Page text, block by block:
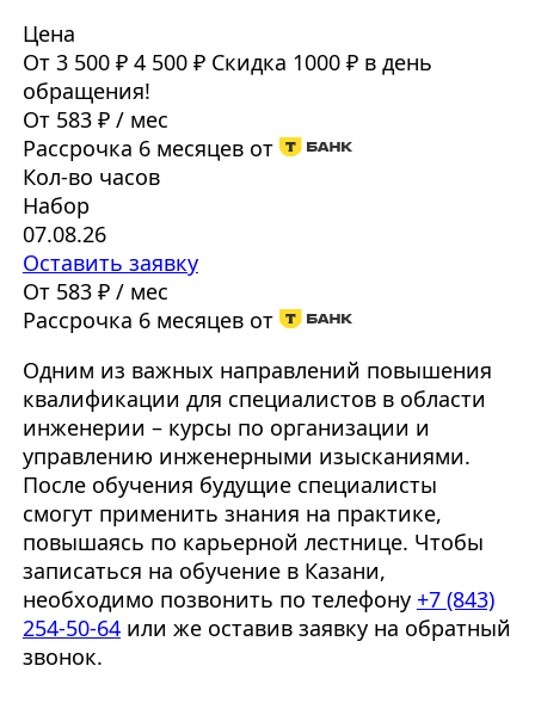
Цена
От 3 500 ₽ 4 500 ₽ Скидка 1000 ₽ в день
обращения!
От 583 ₽ / мес
Рассрочка 6 месяцев от
Кол-во часов
Набор
07.08.26
Оставить заявку
От 583 ₽ / мес
Рассрочка 6 месяцев от
Одним из важных направлений повышения
квалификации для специалистов в области
инженерии – курсы по организации и
управлению инженерными изысканиями.
После обучения будущие специалисты
смогут применить знания на практике,
повышаясь по карьерной лестнице. Чтобы
записаться на обучение в Казани,
необходимо позвонить по телефону +7 (843)
254-50-64или же оставив заявку на обратный
звонок.